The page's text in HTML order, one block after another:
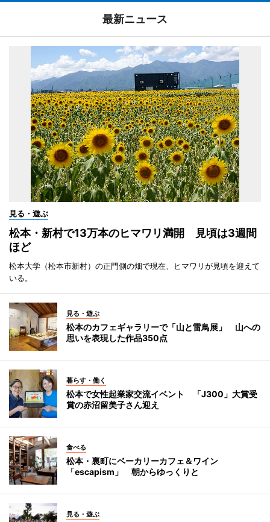
最新ニュース
見る・遊ぶ
松本・新村で13万本のヒマワリ満開 見頃は3週間
ほど
松本大学（松本市新村）の正門側の畑で現在、ヒマワリが見頃を迎えて
いる。
見る・遊ぶ
松本のカフェギャラリーで「山と雷鳥展」 山への
思いを表現した作品350点
暮らす・働く
松本で女性起業家交流イベント 「J300」大賞受
賞の赤沼留美子さん迎え
食べる
松本・裏町にベーカリーカフェ＆ワイン
「escapism」 朝からゆっくりと
見る・遊ぶ